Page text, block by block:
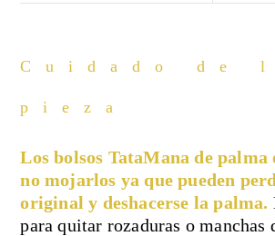
Cuidado de
pieza
Los bolsos TataMana de
no mojarlos ya que pueden
original y deshacerse la palma.
para quitar rozaduras o manchas